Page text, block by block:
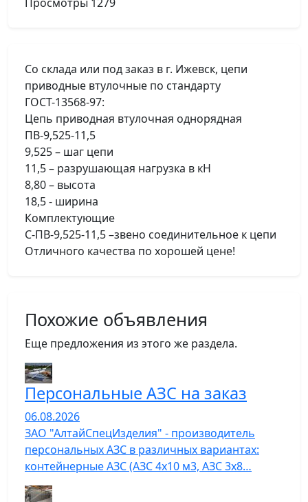
Со склада или под заказ в г. Ижевск, цепи
приводные втулочные по стандарту
ГОСТ-13568-97:
Цепь приводная втулочная однорядная
ПВ-9,525-11,5
9,525 – шаг цепи
11,5 – разрушающая нагрузка в кН
8,80 – высота
18,5 - ширина
Комплектующие
С-ПВ-9,525-11,5 –звено соединительное к цепи
Отличного качества по хорошей цене!
Похожие объявления
Еще предложения из этого же раздела.
Персональные АЗС на заказ
06.08.2026
ЗАО "АлтайСпецИзделия" - производитель
персональных АЗС в различных вариантах:
контейнерные АЗС (АЗС 4х10 м3, АЗС 3х8…